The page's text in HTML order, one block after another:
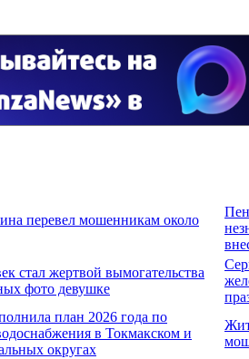
перевел мошенникам около
стал жертвой вымогательства
фото девушке
план 2026 года по
в Токмакском и
округах